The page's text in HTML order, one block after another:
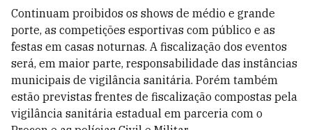
Continuam proibidos os shows de médio e grande
porte, as competições esportivas com público e as
festas em casas noturnas. A fiscalização dos eventos
será, em maior parte, responsabilidade das instâncias
municipais de vigilância sanitária. Porém também
estão previstas frentes de fiscalização compostas pela
vigilância sanitária estadual em parceria com o